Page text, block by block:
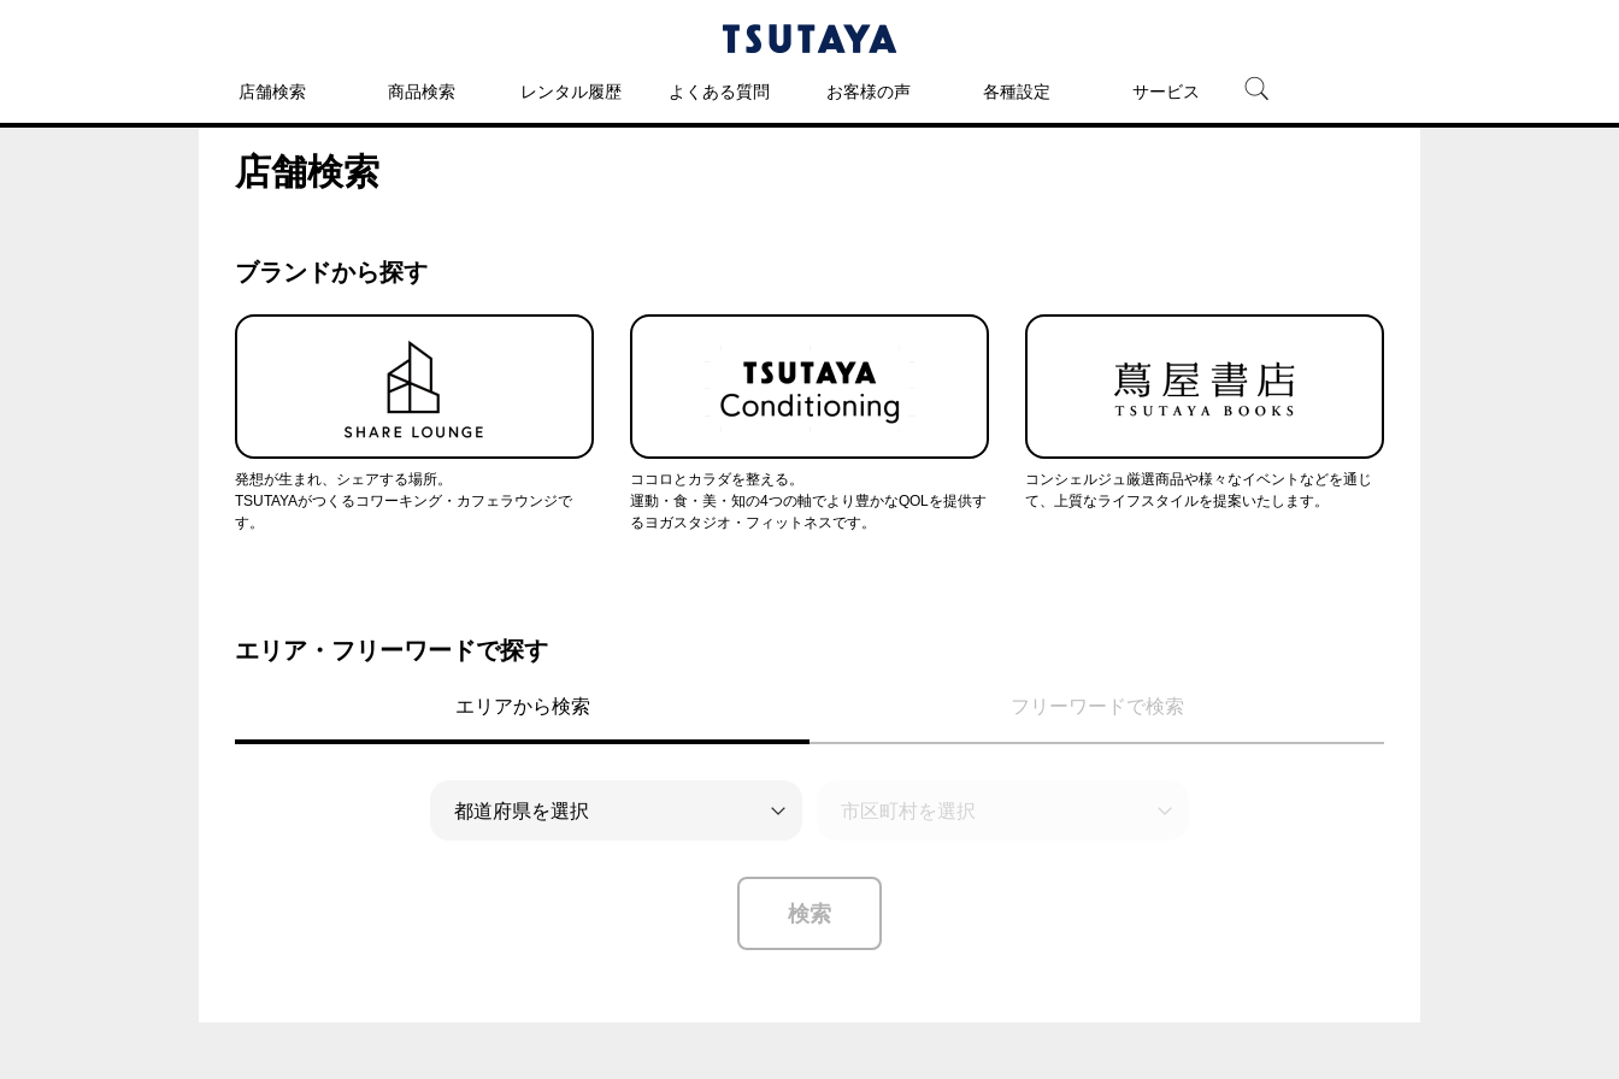
店舗検索 商品検索 レンタル履歴 よくある質問 お客様の声 各種設定 サービス
店舗検索
ブランドから探す
発想が生まれ、シェアする場所。
TSUTAYAがつくるコワーキング・カフェラウンジで
す。
ココロとカラダを整える。
運動・食・美・知の4つの軸でより豊かなQOLを提供す
るヨガスタジオ・フィットネスです。
コンシェルジュ厳選商品や様々なイベントなどを通じ
て、上質なライフスタイルを提案いたします。
エリア・フリーワードで探す
エリアから検索 フリーワードで検索
検索